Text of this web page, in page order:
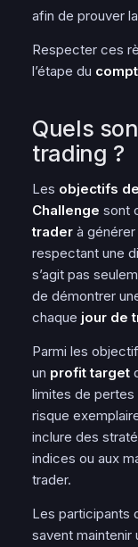
afin de prouver
Respecter ces
l’étape du
Quels
trading ?
Les objectifs
Challenge sont
trader à
respectant une
s’agit pas
de démontrer
chaque jour de
Parmi les
un profit target
limites de pertes
risque
inclure des
indices ou aux
trader.
Les participants
savent maintenir